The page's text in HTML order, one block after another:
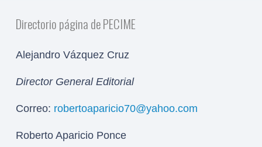
Directorio página de PECIME
Alejandro Vázquez Cruz
Director General Editorial
Correo: robertoaparicio70@yahoo.com
Roberto Aparicio Ponce